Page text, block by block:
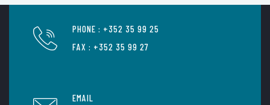
PHONE : +352 35 99 25
FAX : +352 35 99 27
EMAIL